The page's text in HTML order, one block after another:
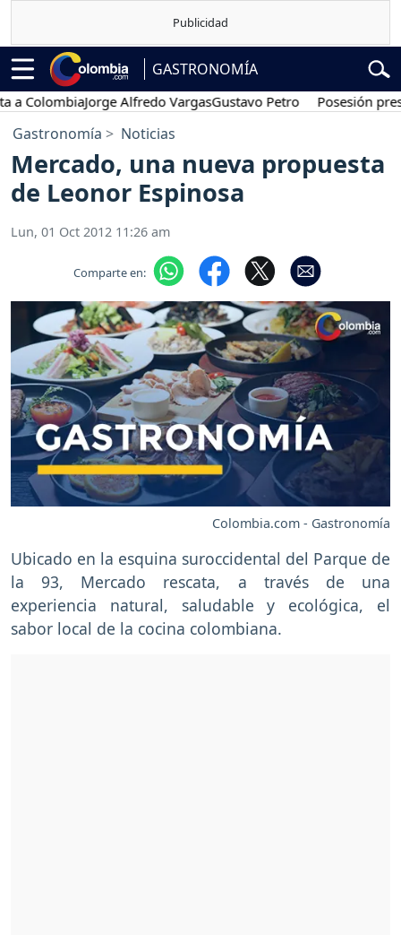
GASTRONOMÍA
Jorge Alfredo VargasGustavo Petro Posesión
Gastronomía Noticias
Mercado, una nueva propuesta
de Leonor Espinosa
Lun, 01 Oct 2012 11:26 am
Comparte en:
Colombia.com - Gastronomía
Ubicado en la esquina suroccidental del Parque de
la 93, Mercado rescata, a través de una
experiencia natural, saludable y ecológica, el
sabor local de la cocina colombiana.